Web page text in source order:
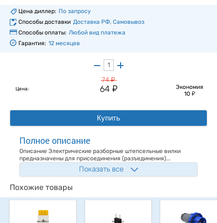
Цена диллер: По запросу
Способы доставки Доставка РФ, Самовывоз
Способы оплаты: Любой вид платежа
Гарантия: 12 месяцев
Цена:
74у
64 у
Экономия
10 у
Купить
Полное описание
Описание Электрические разборные штепсельные вилки
предназначены для присоединения (разъединения)...
Показать все
Похожие товары